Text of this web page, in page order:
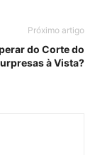
Próximo artigo
do Corte do
à Vista?